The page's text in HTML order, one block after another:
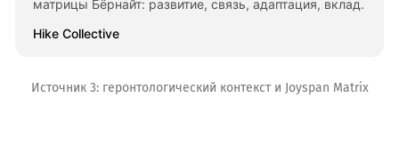
матрицы Бёрнайт: развитие, связь, адаптация, вклад.
Hike Collective
Источник 3: геронтологический контекст и Joyspan Matrix